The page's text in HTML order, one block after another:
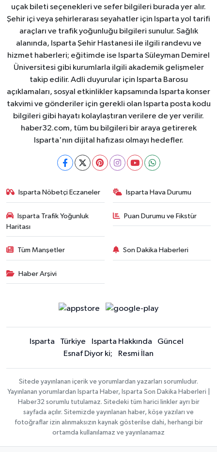
uçak bileti seçenekleri ve sefer bilgileri burada yer alır.
Şehir içi veya şehirlerarası seyahatler için Isparta yol tarifi
araçları ve trafik yoğunluğu bilgileri sunulur. Sağlık
alanında, Isparta Şehir Hastanesi ile ilgili randevu ve
hizmet haberleri; eğitimde ise Isparta Süleyman Demirel
Üniversitesi gibi kurumlarla ilgili akademik gelişmeler
takip edilir. Adli duyurular için Isparta Barosu
açıklamaları, sosyal etkinlikler kapsamında Isparta konser
takvimi ve gönderiler için gerekli olan Isparta posta kodu
bilgileri gibi hayatı kolaylaştıran verilere de yer verilir.
haber32.com, tüm bu bilgileri bir araya getirerek
Isparta'nın dijital hafızası olmayı hedefler.
Isparta Nöbetçi Eczaneler Isparta Hava Durumu
Isparta Trafik Yoğunluk
Haritası
Puan Durumu ve Fikstür
Tüm Manşetler Son Dakika Haberleri
Haber Arşivi
Isparta Türkiye Isparta Hakkında
Güncel
Esnaf Diyor ki;
Resmi İlan
Sitede yayınlanan içerik ve yorumlardan yazarları sorumludur.
Yayınlanan yorumlardan Isparta Haber, Isparta Son Dakika Haberleri |
Haber32 sorumlu tutulamaz. Sitedeki tüm harici linkler ayrı bir
sayfada açılır. Sitemizde yayınlanan haber, köşe yazıları ve
fotoğraflar izin alınmaksızın kaynak gösterilse dahi, herhangi bir
ortamda kullanılamaz ve yayınlanamaz